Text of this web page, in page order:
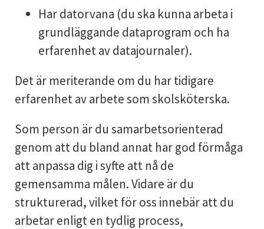
Har datorvana (du ska kunna arbeta i
grundläggande dataprogram och ha
erfarenhet av datajournaler).
Det är meriterande om du har tidigare
erfarenhet av arbete som skolsköterska.
Som person är du samarbetsorienterad
genom att du bland annat har god förmåga
att anpassa dig i syfte att nå de
gemensamma målen. Vidare är du
strukturerad, vilket för oss innebär att du
arbetar enligt en tydlig process,